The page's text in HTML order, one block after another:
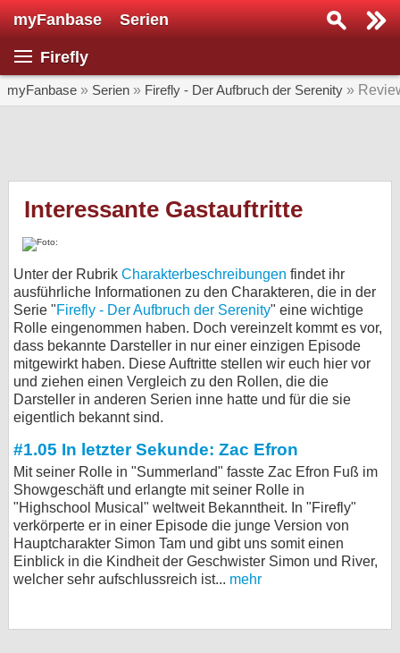
myFanbase Serien
Firefly
myFanbase » Serien » Firefly - Der Aufbruch der Serenity »
Interessante Gastauftritte
Unter der Rubrik Charakterbeschreibungen findet ihr
ausführliche Informationen zu den Charakteren, die in der
Serie "Firefly - Der Aufbruch der Serenity" eine wichtige
Rolle eingenommen haben. Doch vereinzelt kommt es vor,
dass bekannte Darsteller in nur einer einzigen Episode
mitgewirkt haben. Diese Auftritte stellen wir euch hier vor
und ziehen einen Vergleich zu den Rollen, die die
Darsteller in anderen Serien inne hatte und für die sie
eigentlich bekannt sind.
#1.05 In letzter Sekunde: Zac Efron
Mit seiner Rolle in "Summerland" fasste Zac Efron Fuß im
Showgeschäft und erlangte mit seiner Rolle in
"Highschool Musical" weltweit Bekanntheit. In "Firefly"
verkörperte er in einer Episode die junge Version von
Hauptcharakter Simon Tam und gibt uns somit einen
Einblick in die Kindheit der Geschwister Simon und River,
welcher sehr aufschlussreich ist... mehr
Serie suchen...
SERIEN
Specials
SERVICE
Gewinnspiele
Forum
bei Facebook
Kontakt
Nutzungsbedingungen